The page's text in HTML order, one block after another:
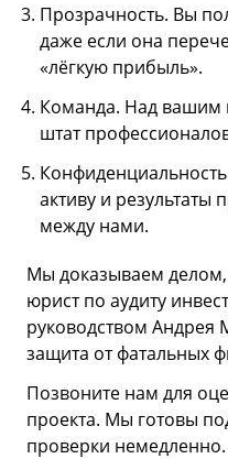
Прозрачность. Вы
даже если она
«лёгкую прибыль».
Команда. Над вашим
штат
активу и результаты
между нами.
Мы доказываем
юрист по аудиту
руководством
защита от фатальных
Позвоните нам для
проекта. Мы готовы
проверки немедленно.